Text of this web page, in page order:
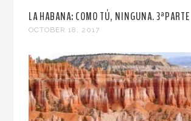
LA HABANA: COMO TÚ, NINGUNA. 3ªPARTE
OCTOBER 18, 2017